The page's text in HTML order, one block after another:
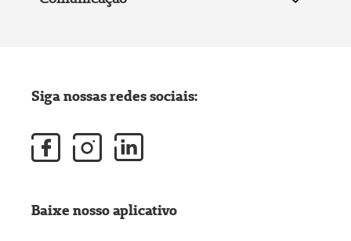
Siga nossas redes sociais:
Baixe nosso aplicativo